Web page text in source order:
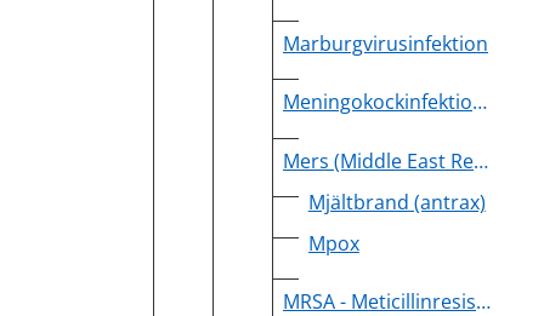
Marburgvirusinfektion
Meningokockinfektion, invasiv
Mers (Middle East Respiratory Syndrome)
Mjältbrand (antrax)
Mpox
MRSA - Meticillinresistenta gula stafylokocker